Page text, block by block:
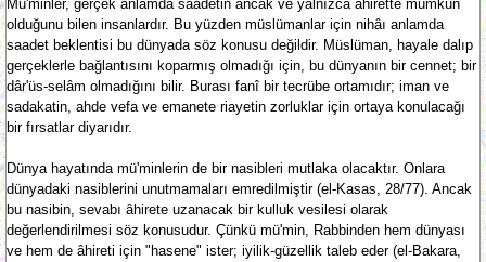
Mü'minler, gerçek anlamda saadetin ancak ve yalnızca âhirette mümkün
olduğunu bilen insanlardır. Bu yüzden müslümanlar için nihâı anlamda
saadet beklentisi bu dünyada söz konusu değildir. Müslüman, hayale dalıp
gerçeklerle bağlantısını koparmış olmadığı için, bu dünyanın bir cennet; bir
dâr'üs-selâm olmadığını bilir. Burası fanî bir tecrübe ortamıdır; iman ve
sadakatin, ahde vefa ve emanete riayetin zorluklar için ortaya konulacağı
bir fırsatlar diyarıdır.
Dünya hayatında mü'minlerin de bir nasibleri mutlaka olacaktır. Onlara
dünyadaki nasiblerini unutmamaları emredilmiştir (el-Kasas, 28/77). Ancak
bu nasibin, sevabı âhirete uzanacak bir kulluk vesilesi olarak
değerlendirilmesi söz konusudur. Çünkü mü'min, Rabbinden hem dünyası
ve hem de âhireti için "hasene" ister; iyilik-güzellik taleb eder (el-Bakara,